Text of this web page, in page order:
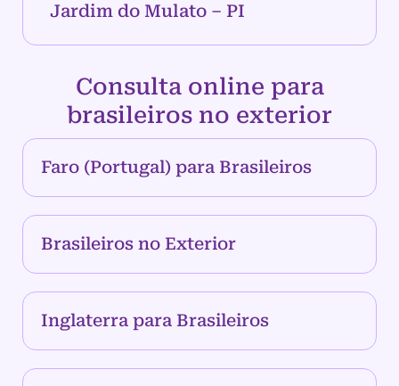
Jardim do Mulato – PI
Consulta online para
brasileiros no exterior
Faro (Portugal) para Brasileiros
Brasileiros no Exterior
Inglaterra para Brasileiros